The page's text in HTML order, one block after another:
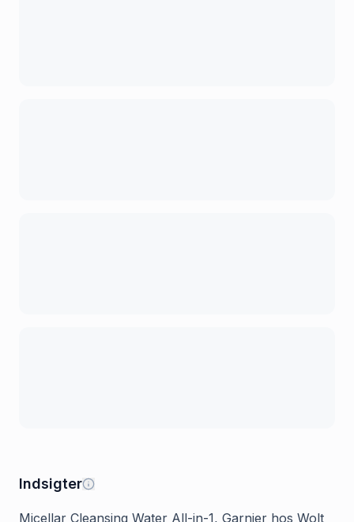
Indsigter
Micellar Cleansing Water All-in-1, Garnier hos Wolt